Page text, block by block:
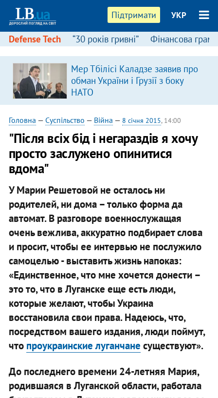
Підтримати УКР
Defense Tech “30 років гривні” Фінансова
Мер Тбілісі Каладзе заявив про
обман України і Грузії з боку
НАТО
Головна — Суспільство — Війна — 8 січня 2015, 14:00
"Після всіх бід і негараздів я хочу
просто заслужено опинитися
вдома"
У Марии Решетовой не осталось ни
родителей, ни дома – только форма да
автомат. В разговоре военнослужащая
очень вежлива, аккуратно подбирает слова
и просит, чтобы ее интервью не послужило
самоцелью - выставить жизнь напоказ:
«Единственное, что мне хочется донести –
это то, что в Луганске еще есть люди,
которые желают, чтобы Украина
восстановила свои права. Надеюсь, что,
посредством вашего издания, люди поймут,
что проукраинские луганчане существуют».
До последнего времени 24-летняя Мария,
родившаяся в Луганской области, работала